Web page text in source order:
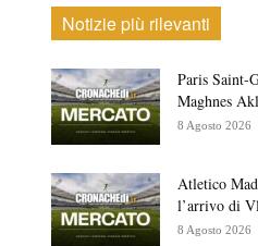
Notizie più rilevanti
Paris Saint-
Maghnes
8 Agosto 2026
Atletico
l’arrivo di
8 Agosto 2026